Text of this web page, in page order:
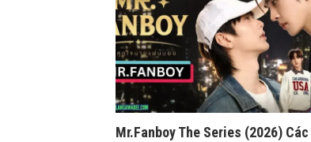
Mr.Fanboy The Series (2026)